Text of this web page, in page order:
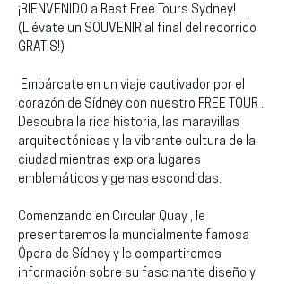
¡BIENVENIDO a Best Free Tours Sydney!
(Llévate un SOUVENIR al final del recorrido
GRATIS!)
corazón de Sídney con nuestro FREE TOUR .
Descubra la rica historia, las maravillas
arquitectónicas y la vibrante cultura de la
ciudad mientras explora lugares
emblemáticos y gemas escondidas.
Comenzando en Circular Quay , le
presentaremos la mundialmente famosa
Ópera de Sídney y le compartiremos
información sobre su fascinante diseño y